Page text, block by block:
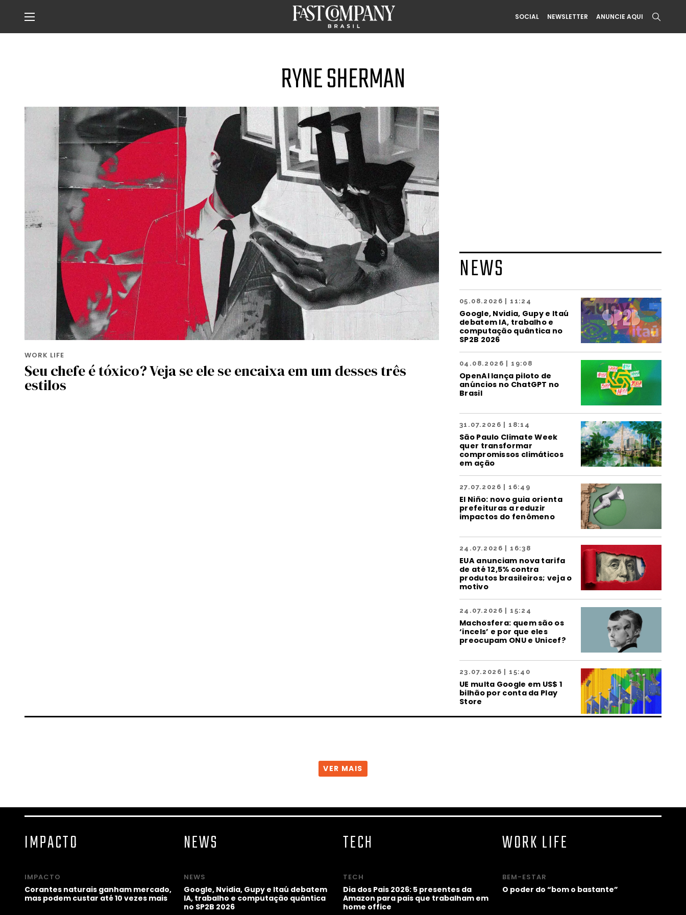
SOCIAL NEWSLETTER ANUNCIE AQUI
RYNE SHERMAN
WORK LIFE
Seu chefe é tóxico? Veja se ele se encaixa em um desses três
estilos
NEWS
05.08.2026 | 11:24
Google, Nvidia, Gupy e Itaú
debatem IA, trabalho e
computação quântica no
SP2B 2026
04.08.2026 | 19:08
OpenAI lança piloto de
anúncios no ChatGPT no
Brasil
31.07.2026 | 18:14
São Paulo Climate Week
quer transformar
compromissos climáticos
em ação
27.07.2026 | 16:49
El Niño: novo guia orienta
prefeituras a reduzir
impactos do fenômeno
24.07.2026 | 16:38
EUA anunciam nova tarifa
de até 12,5% contra
produtos brasileiros; veja o
motivo
24.07.2026 | 15:24
Machosfera: quem são os
‘incels’ e por que eles
preocupam ONU e Unicef?
23.07.2026 | 15:40
UE multa Google em US$ 1
bilhão por conta da Play
Store
MARTE Festival reúne arte,
tecnologia e futuros do Sul
e Unicef lançam guia para
ajudar pais
VER MAIS
IMPACTO
IMPACTO
Corantes naturais ganham mercado,
mas podem custar até 10 vezes mais
NEWS
NEWS
Google, Nvidia, Gupy e Itaú debatem
IA, trabalho e computação quântica
no SP2B 2026
TECH
TECH
Dia dos Pais 2026: 5 presentes da
Amazon para pais que trabalham em
home office
WORK LIFE
BEM-ESTAR
O poder do “bom o bastante”